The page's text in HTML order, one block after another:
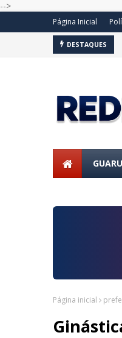
-->
Página Inicial
DESTAQUES
Página inicial